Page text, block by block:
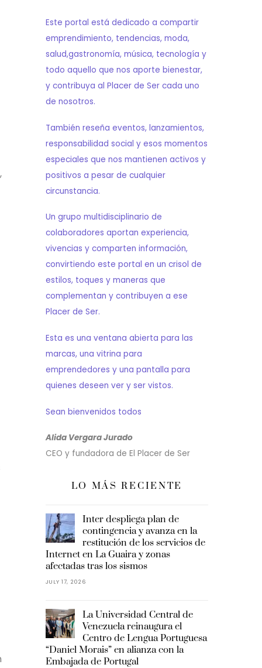
Este portal está dedicado a compartir
emprendimiento, tendencias, moda,
salud,gastronomía, música, tecnología y
todo aquello que nos aporte bienestar,
y contribuya al Placer de Ser cada uno
de nosotros.
También reseña eventos, lanzamientos,
responsabilidad social y esos momentos
especiales que nos mantienen activos y
positivos a pesar de cualquier
circunstancia.
Un grupo multidisciplinario de
colaboradores aportan experiencia,
vivencias y comparten información,
convirtiendo este portal en un crisol de
estilos, toques y maneras que
complementan y contribuyen a ese
Placer de Ser.
Esta es una ventana abierta para las
marcas, una vitrina para
emprendedores y una pantalla para
quienes deseen ver y ser vistos.
Sean bienvenidos todos
Alida Vergara Jurado
CEO y fundadora de El Placer de Ser
LO MÁS RECIENTE
Inter despliega plan de
contingencia y avanza en la
restitución de los servicios de
Internet en La Guaira y zonas
afectadas tras los sismos
JULY 17, 2026
La Universidad Central de
Venezuela reinaugura el
Centro de Lengua Portuguesa
“Daniel Morais” en alianza con la
Embajada de Portugal